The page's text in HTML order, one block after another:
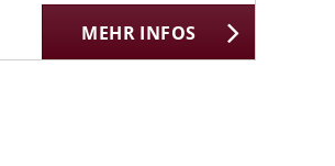
MEHR INFOS